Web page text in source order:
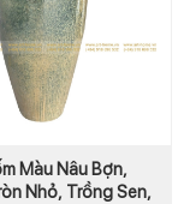
Màu Nâu Bợn,
Nhỏ, Trồng Sen,